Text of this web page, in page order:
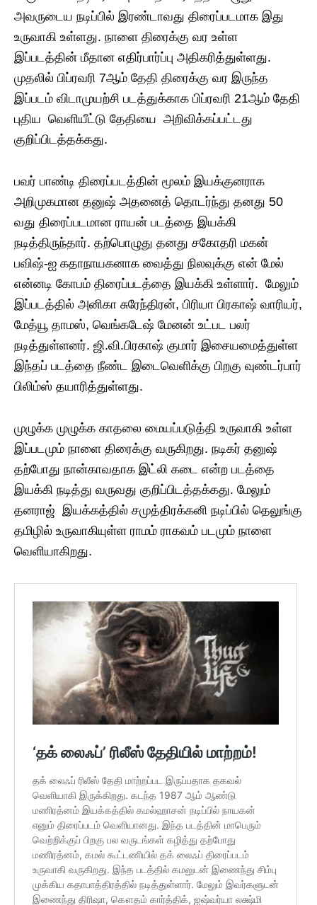
அவருடைய நடிப்பில் இரண்டாவது திரைப்படமாக இது
உருவாகி உள்ளது. நாளை திரைக்கு வர உள்ள
இப்படத்தின் மீதான எதிர்பார்ப்பு அதிகரித்துள்ளது.
முதலில் பிப்ரவரி 7ஆம் தேதி திரைக்கு வர இருந்த
இப்படம் விடாமுயற்சி படத்துக்காக பிப்ரவரி 21ஆம் தேதி
புதிய வெளியீட்டு தேதியை அறிவிக்கப்பட்டது
குறிப்பிடத்தக்கது.
பவர் பாண்டி திரைப்படத்தின் மூலம் இயக்குனராக
அறிமுகமான தனுஷ் அதனைத் தொடர்ந்து தனது 50
வது திரைப்படமான ராயன் படத்தை இயக்கி
நடித்திருந்தார். தற்பொழுது தனது சகோதரி மகன்
பவிஷ்-ஐ கதாநாயகனாக வைத்து நிலவுக்கு என் மேல்
என்னடி கோபம் திரைப்படத்தை இயக்கி உள்ளார். மேலும்
இப்படத்தில் அனிகா சுரேந்திரன், பிரியா பிரகாஷ் வாரியர்,
மேத்யூ தாமஸ், வெங்கடேஷ் மேனன் உட்பட பலர்
நடித்துள்ளனர். ஜி.வி.பிரகாஷ் குமார் இசையமைத்துள்ள
இந்தப் படத்தை நீண்ட இடைவெளிக்கு பிறகு வுண்டர்பார்
பிலிம்ஸ் தயாரித்துள்ளது.
முழுக்க முழுக்க காதலை மையப்படுத்தி உருவாகி உள்ள
இப்படமும் நாளை திரைக்கு வருகிறது. நடிகர் தனுஷ்
தற்போது நான்காவதாக இட்லி கடை என்ற படத்தை
இயக்கி நடித்து வருவது குறிப்பிடத்தக்கது. மேலும்
தனராஜ் இயக்கத்தில் சமுத்திரக்கனி நடிப்பில் தெலுங்கு
தமிழில் உருவாகியுள்ள ராமம் ராகவம் படமும் நாளை
வெளியாகிறது.